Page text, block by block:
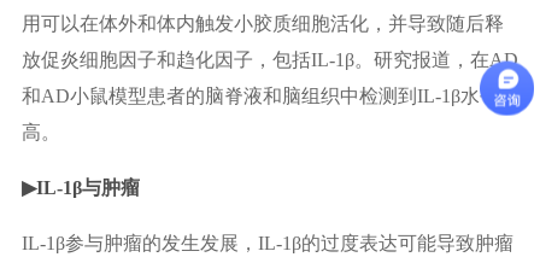
用可以在体外和体内触发小胶质细胞活化，并导致随后释
放促炎细胞因子和趋化因子，包括IL-1β。研究报道，在AD
和AD小鼠模型患者的脑脊液和脑组织中检测到IL-1β水平升
高。
▶IL-1β与肿瘤
IL-1β参与肿瘤的发生发展，IL-1β的过度表达可能导致肿瘤